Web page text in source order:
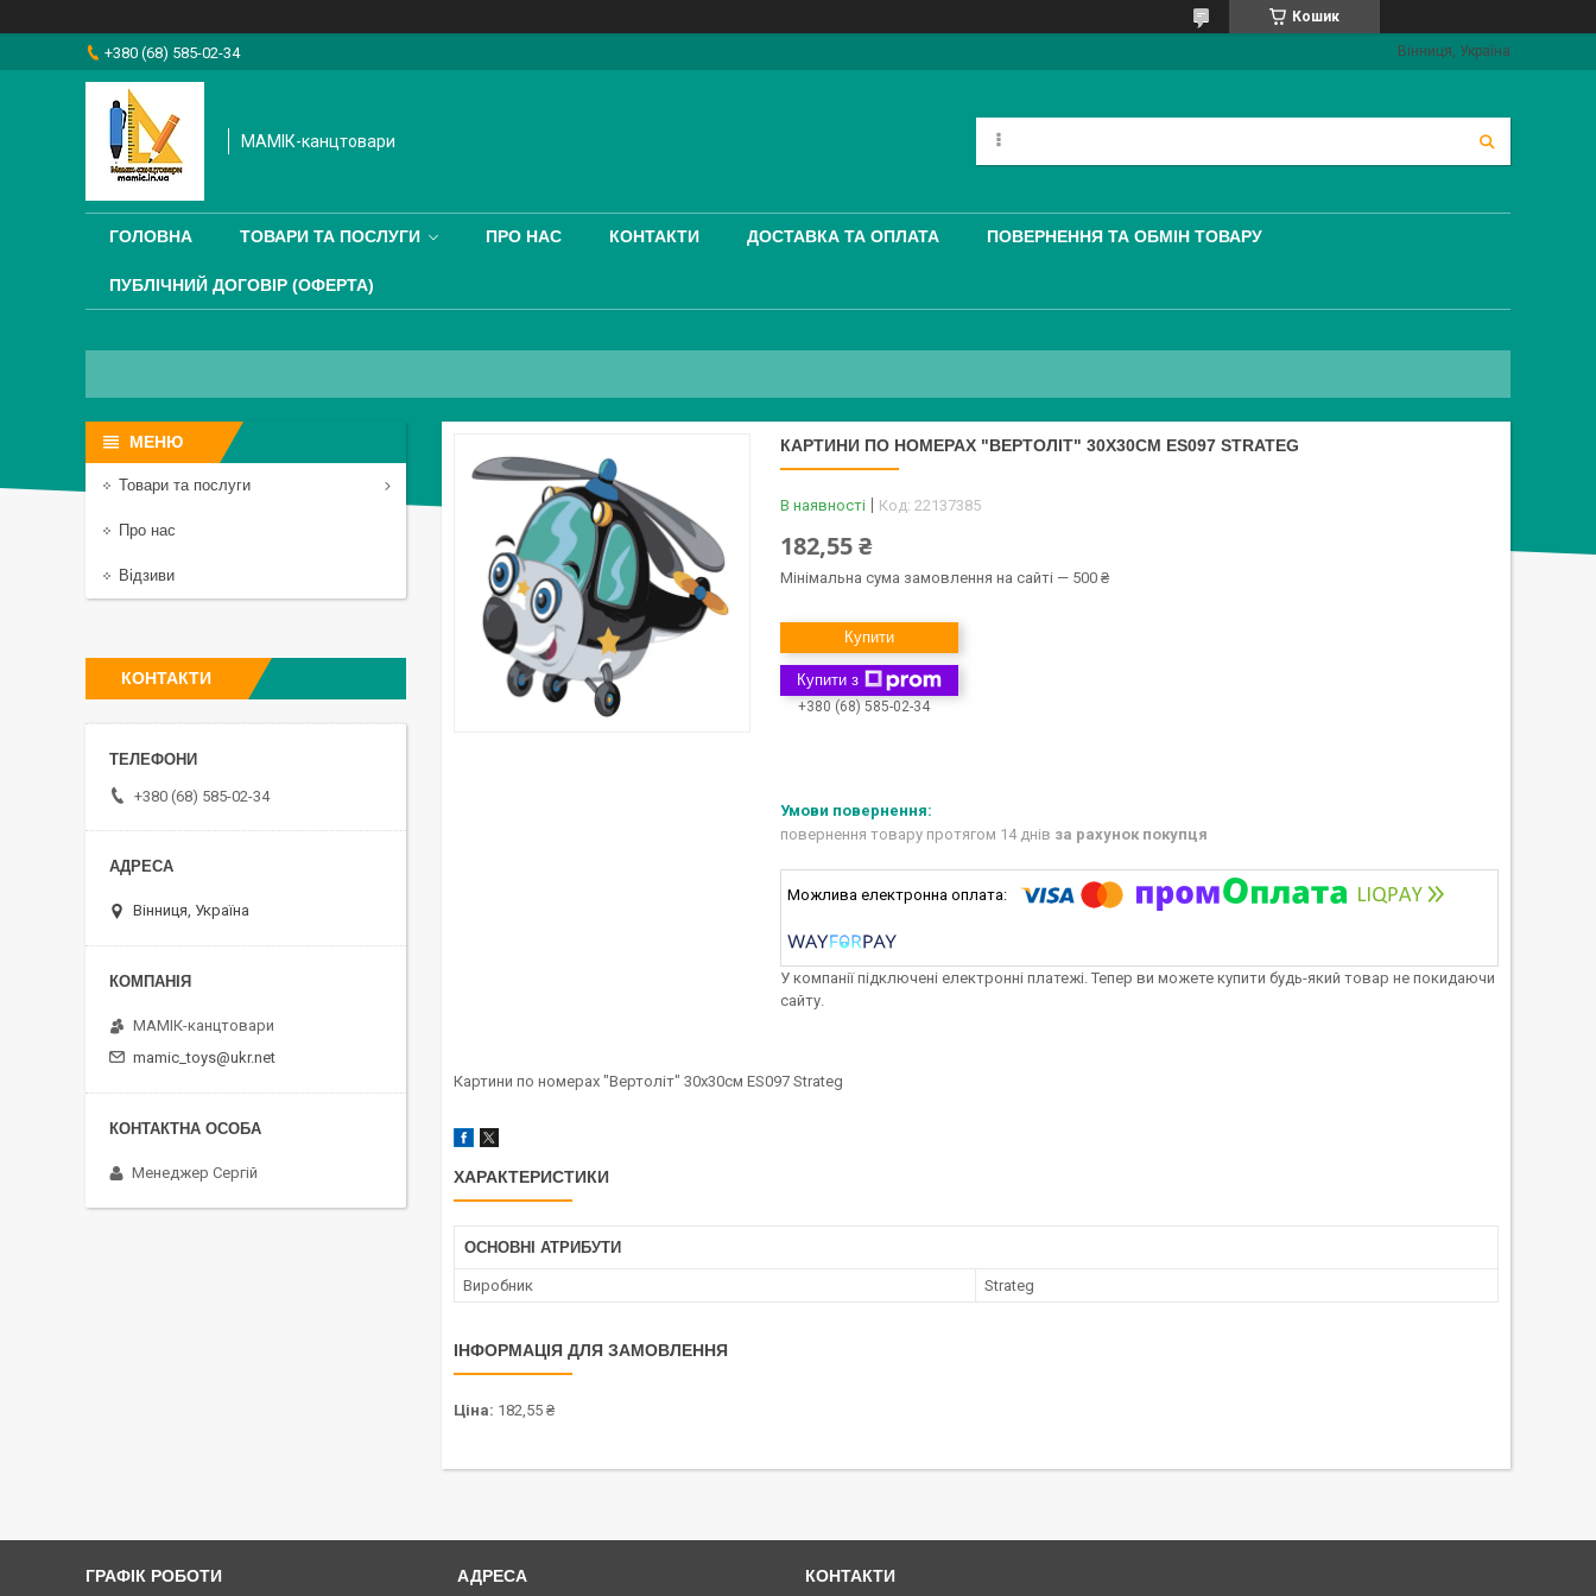
Кошик
+380 (68) 585-02-34 Вінниця, Україна
МАМІК-канцтовари
ГОЛОВНА ТОВАРИ ТА ПОСЛУГИ ПРО НАС КОНТАКТИ ДОСТАВКА ТА ОПЛАТА ПОВЕРНЕННЯ ТА ОБМІН ТОВАРУ
ПУБЛІЧНИЙ ДОГОВІР (ОФЕРТА)
КАРТИНИ ПО НОМЕРАХ "ВЕРТОЛІТ" 30Х30СМ ES097 STRATEG
В наявності Код: 22137385
182,55 ₴
Мінімальна сума замовлення на сайті — 500 ₴
Купити
Купити з
+380 (68) 585-02-34
повернення товару протягом 14 днів за рахунок покупця
У компанії підключені електронні платежі. Тепер ви можете купити будь-який товар не покидаючи
сайту.
Картини по номерах "Вертоліт" 30х30см ES097 Strateg
ХАРАКТЕРИСТИКИ
ОСНОВНІ АТРИБУТИ
Виробник Strateg
ІНФОРМАЦІЯ ДЛЯ ЗАМОВЛЕННЯ
Ціна: 182,55 ₴
Товари та послуги
Про нас
Відзиви
КОНТАКТИ
+380 (68) 585-02-34
Вінниця, Україна
МАМІК-канцтовари
mamic_toys@ukr.net
Менеджер Сергій
ГРАФІК РОБОТИ